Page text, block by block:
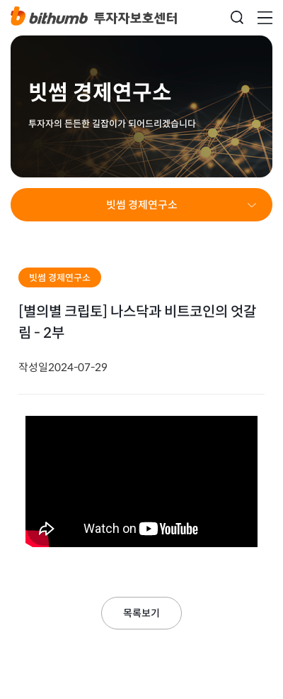
빗썸 경제연구소
투자자의 든든한 길잡이가 되어드리겠습니다
빗썸 경제연구소
빗썸 경제연구소
[별의별 크립토] 나스닥과 비트코인의 엇갈
림 - 2부
작성일2024-07-29
목록보기